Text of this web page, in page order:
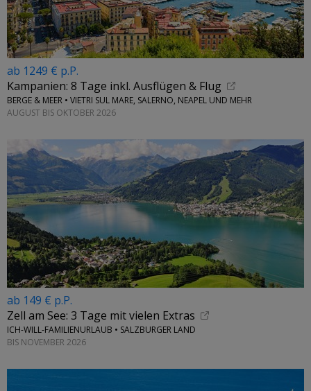
ab 1249 € p.P.
Kampanien: 8 Tage inkl. Ausflügen & Flug
BERGE & MEER • VIETRI SUL MARE, SALERNO, NEAPEL UND MEHR
AUGUST BIS OKTOBER 2026
ab 149 € p.P.
Zell am See: 3 Tage mit vielen Extras
ICH-WILL-FAMILIENURLAUB • SALZBURGER LAND
BIS NOVEMBER 2026